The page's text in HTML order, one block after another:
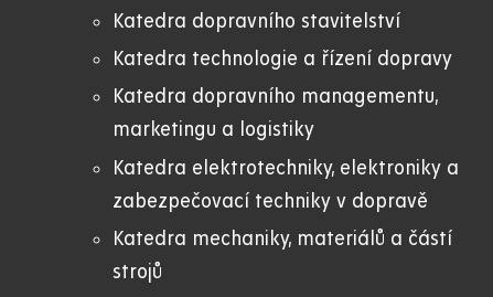
Katedra dopravního stavitelství
Katedra technologie a řízení dopravy
Katedra dopravního managementu,
marketingu a logistiky
Katedra elektrotechniky, elektroniky a
zabezpečovací techniky v dopravě
Katedra mechaniky, materiálů a částí
strojů